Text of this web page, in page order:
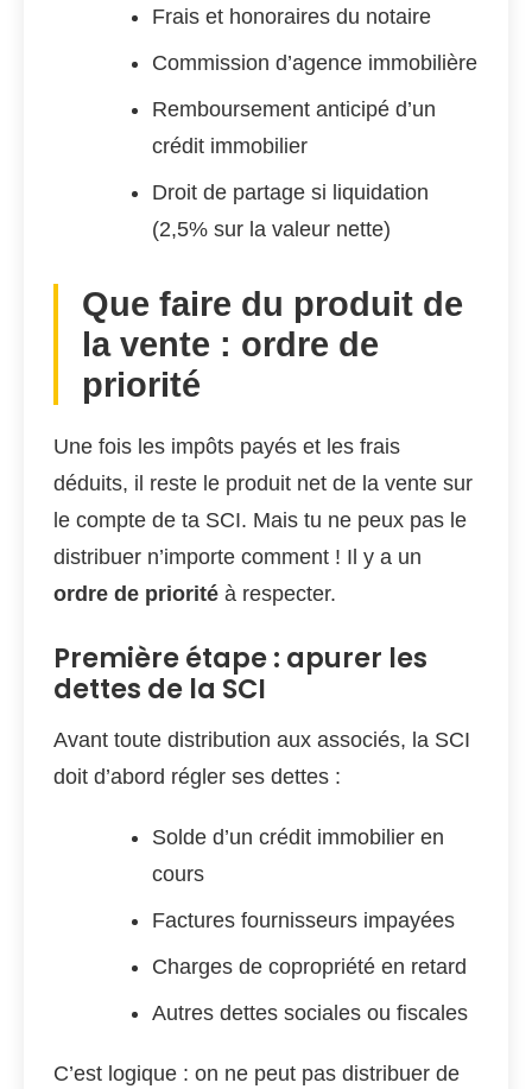
Frais et honoraires du notaire
Commission d’agence immobilière
Remboursement anticipé d’un
crédit immobilier
Droit de partage si liquidation
(2,5% sur la valeur nette)
Que faire du produit de
la vente : ordre de
priorité
Une fois les impôts payés et les frais
déduits, il reste le produit net de la vente sur
le compte de ta SCI. Mais tu ne peux pas le
distribuer n’importe comment ! Il y a un
ordre de priorité à respecter.
Première étape : apurer les
dettes de la SCI
Avant toute distribution aux associés, la SCI
doit d’abord régler ses dettes :
Solde d’un crédit immobilier en
cours
Factures fournisseurs impayées
Charges de copropriété en retard
Autres dettes sociales ou fiscales
C’est logique : on ne peut pas distribuer de